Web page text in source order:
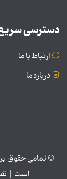
دسترسی
ارتباط با ما
درباره ما
© تمامی حقوق
است |